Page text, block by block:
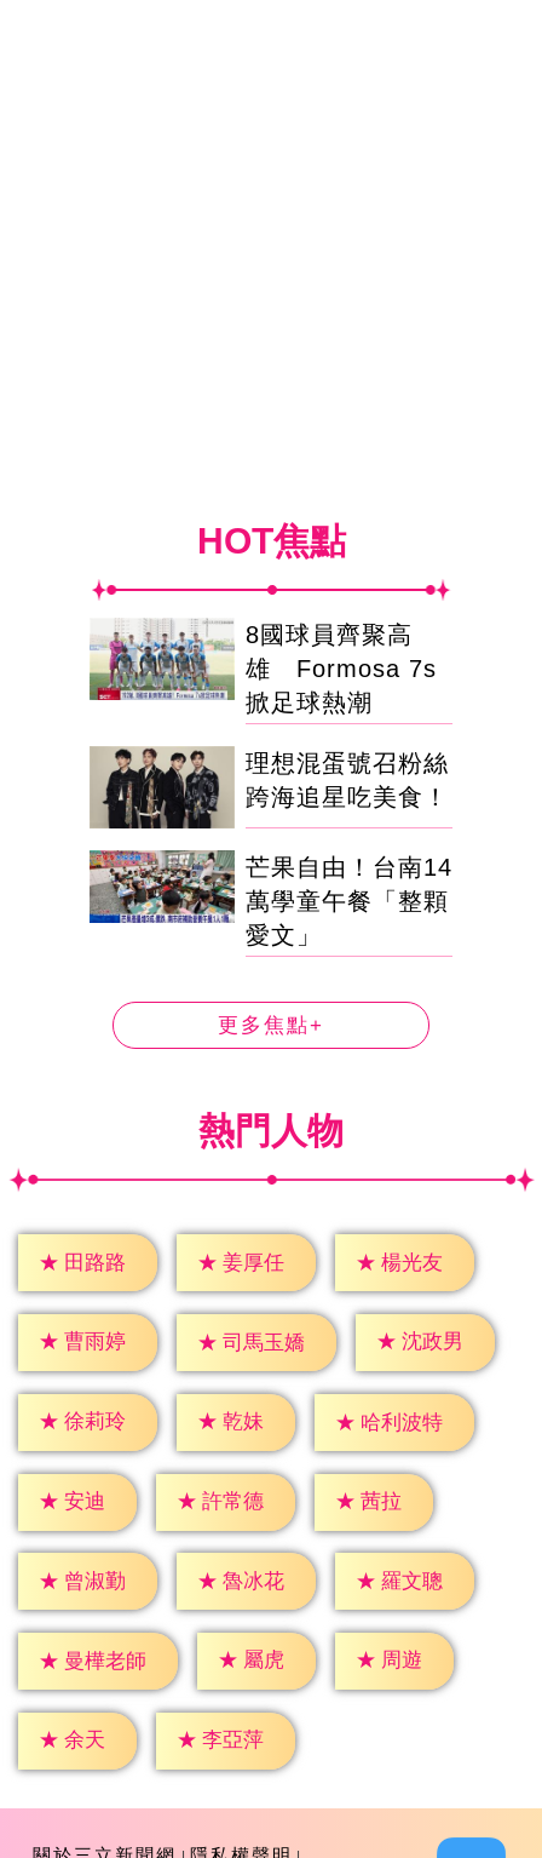
HOT焦點
8國球員齊聚高
雄 Formosa 7s
掀足球熱潮
理想混蛋號召粉絲
跨海追星吃美食！
芒果自由！台南14
萬學童午餐「整顆
愛文」
更多焦點+
熱門人物
★ 田路路 ★ 姜厚任 ★ 楊光友
★ 曹雨婷 ★ 司馬玉嬌 ★ 沈政男
★ 徐莉玲 ★ 乾妹 ★ 哈利波特
★ 安迪 ★ 許常德 ★ 茜拉
★ 曾淑勤 ★ 魯冰花 ★ 羅文聰
★ 曼樺老師 ★ 屬虎 ★ 周遊
★ 余天 ★ 李亞萍